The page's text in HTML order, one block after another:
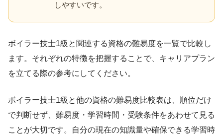
しやすいです。
ボイラー技士1級と関連する資格の難易度を一覧で比較し
ます。それぞれの特徴を把握することで、キャリアプラン
を立てる際の参考にしてください。
ボイラー技士1級と他の資格の難易度比較表は、順位だけ
で判断せず、難易度・学習時間・受験条件をあわせて見る
ことが大切です。自分の現在の知識量や確保できる学習時